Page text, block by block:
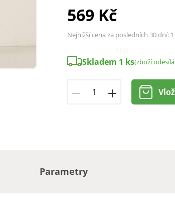
569 Kč
Nejnižší cena za posledních 30 dní:
Skladem 1 ks(zboží
Parametry